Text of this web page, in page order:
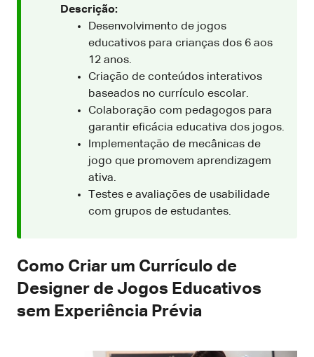
Descrição:
Desenvolvimento de jogos
educativos para crianças dos 6 aos
12 anos.
Criação de conteúdos interativos
baseados no currículo escolar.
Colaboração com pedagogos para
garantir eficácia educativa dos jogos.
Implementação de mecânicas de
jogo que promovem aprendizagem
ativa.
Testes e avaliações de usabilidade
com grupos de estudantes.
Como Criar um Currículo de
Designer de Jogos Educativos
sem Experiência Prévia